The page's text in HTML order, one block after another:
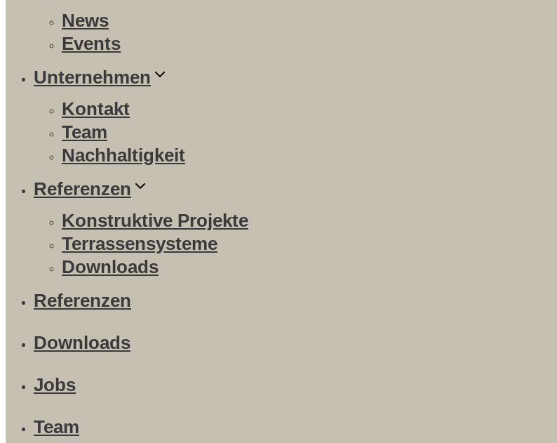
News
Events
Unternehmen
Kontakt
Team
Nachhaltigkeit
Referenzen
Konstruktive Projekte
Terrassensysteme
Downloads
Referenzen
Downloads
Jobs
Team